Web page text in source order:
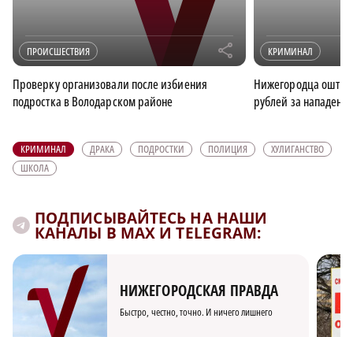
ПРОИСШЕСТВИЯ r
Проверку организовали после избиения
подростка в Володарском районе
КРИМИНАЛ
Нижегородца
рублей за
КРИМИНАЛ ДРАКА ПОДРОСТКИ ПОЛИЦИЯ
ХУЛИГАНСТВО
ШКОЛА
ПОДПИСЫВАЙТЕСЬ НА НАШИ
КАНАЛЫ В MAX И TELEGRAM:
НИЖЕГОРОДСКАЯ ПРАВДА
Быстро, честно, точно. И ничего лишнего